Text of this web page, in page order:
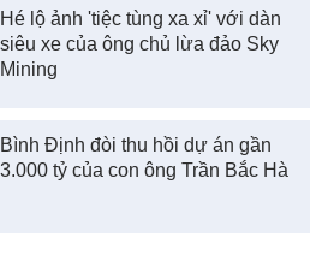
Hé lộ ảnh 'tiệc tùng xa xỉ' với dàn
siêu xe của ông chủ lừa đảo Sky
Mining
Bình Định đòi thu hồi dự án gần
3.000 tỷ của con ông Trần Bắc Hà